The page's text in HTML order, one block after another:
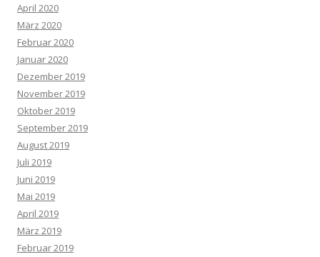
April 2020
März 2020
Februar 2020
Januar 2020
Dezember 2019
November 2019
Oktober 2019
September 2019
August 2019
Juli 2019
Juni 2019
Mai 2019
April 2019
März 2019
Februar 2019